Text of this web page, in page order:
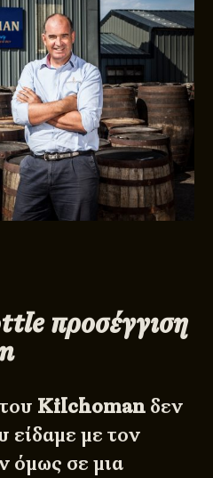
προσέγγιση
Kilchoman δεν
είδαμε με τον
όμως σε μια